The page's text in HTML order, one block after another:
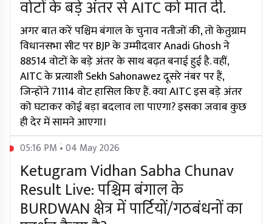
वोटों के बड़े अंतर से AITC को मात दी.
अगर बात करें पश्चिम बंगाल के चुनाव नतीजों की, तो केतुग्राम
विधानसभा सीट पर BJP के उम्मीदवार Anadi Ghosh ने
88514 वोटों के बड़े अंतर के साथ बढ़त बनाई हुई है. वहीं,
AITC के प्रत्याशी Sekh Sahonawez दूसरे नंबर पर हैं,
जिन्होंने 71114 वोट हासिल किए हैं. क्या AITC इस बड़े अंतर
को घटाकर कोई बड़ा बदलाव ला पाएगा? इसका जवाब कुछ
ही देर में सामने आएगा।
05:16 PM • 04 May 2026
Ketugram Vidhan Sabha Chunav
Result Live: पश्चिम बंगाल के
BURDWAN क्षेत्र में पार्टियों/गठबंधनों का